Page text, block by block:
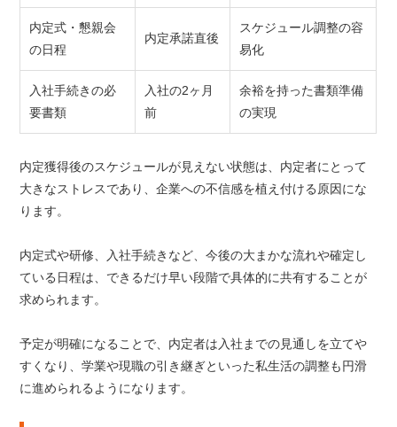
内定式・懇親会
の日程
内定承諾直後
スケジュール調整の容
易化
入社手続きの必
要書類
入社の2ヶ月
前
余裕を持った書類準備
の実現
内定獲得後のスケジュールが見えない状態は、内定者にとって
大きなストレスであり、企業への不信感を植え付ける原因にな
ります。
内定式や研修、入社手続きなど、今後の大まかな流れや確定し
ている日程は、できるだけ早い段階で具体的に共有することが
求められます。
予定が明確になることで、内定者は入社までの見通しを立てや
すくなり、学業や現職の引き継ぎといった私生活の調整も円滑
に進められるようになります。